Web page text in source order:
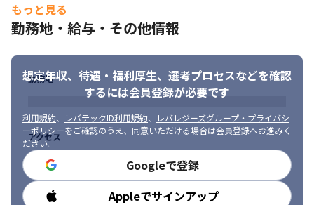
当社では、一部上場企業を中心に全国900社を超える企業さまか
ら、さまざまな課題の相談を受け事業を拡大しています（2025年
10月時点）。
2025年10月現在、売上・利益共に堅調に推移し、今後も安定した
経営基盤を持った事業運営を見込んでいるため、「ビジネスアプ
リケーション」や「組込ソフトウェア」、「サーバー・ネットワ
ーク」、「保守・運用」など
積極的にエンジニアの募集を行っています。
＜教育研修制度＞
・入社後はOJT形式で業務を進めていきます
・インフラやAIなど、常時200以上のメニューがある「Winスクー
ル」を用意しています
・通信教育を通して、ビジネススキルについて学ぶことも可能で
もっと見る
勤務地・給与・その他情報
想定年収、待遇・福利厚生、 選考プロセスなどを確認
するには会員登録が必要です
利用規約、 レバテックID利用規約、
レバレジーズグループ・プライバシ
ーポリシーをご確認のうえ、同意いただける場合は会員登録へお進みく
ださい。
Googleで登録
Appleでサインアップ
勤務地
アクセス
勤務時間